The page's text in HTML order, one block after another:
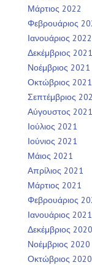
Μάρτιος 2022
Φεβρουάριος
Ιανουάριος 2022
Δεκέμβριος 2021
Νοέμβριος 2021
Οκτώβριος 2021
Σεπτέμβριος
Αύγουστος 2021
Ιούλιος 2021
Ιούνιος 2021
Μάιος 2021
Απρίλιος 2021
Μάρτιος 2021
Φεβρουάριος
Ιανουάριος 2021
Δεκέμβριος 2020
Νοέμβριος 2020
Οκτώβριος 2020